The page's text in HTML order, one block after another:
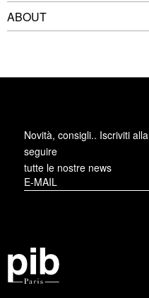
ABOUT
Novità, consigli.. Iscriviti alla
seguire
tutte le nostre news